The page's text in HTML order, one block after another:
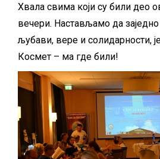
Хвала свима који су били део
вечери. Настављамо да
љубави, вере и солидарности,
Космет – ма где били!